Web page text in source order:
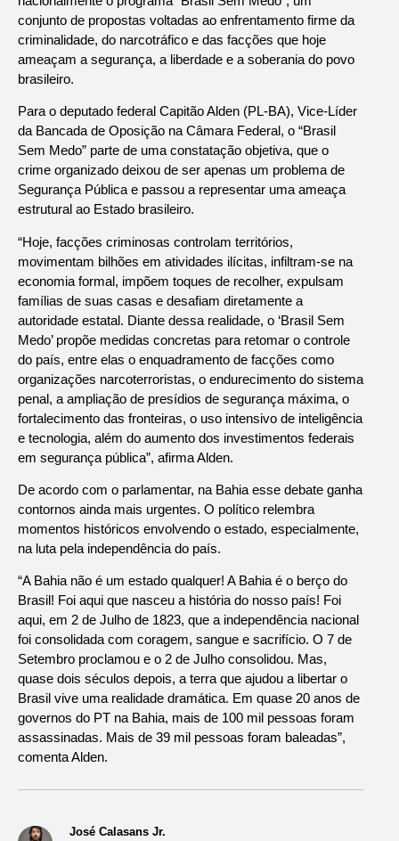
conjunto de propostas voltadas ao enfrentamento firme da
criminalidade, do narcotráfico e das facções que hoje
ameaçam a segurança, a liberdade e a soberania do povo
brasileiro.
Para o deputado federal Capitão Alden (PL-BA), Vice-Líder
da Bancada de Oposição na Câmara Federal, o “Brasil
Sem Medo” parte de uma constatação objetiva, que o
crime organizado deixou de ser apenas um problema de
Segurança Pública e passou a representar uma ameaça
estrutural ao Estado brasileiro.
“Hoje, facções criminosas controlam territórios,
movimentam bilhões em atividades ilícitas, infiltram-se na
economia formal, impõem toques de recolher, expulsam
famílias de suas casas e desafiam diretamente a
autoridade estatal. Diante dessa realidade, o ‘Brasil Sem
Medo’ propõe medidas concretas para retomar o controle
do país, entre elas o enquadramento de facções como
organizações narcoterroristas, o endurecimento do sistema
penal, a ampliação de presídios de segurança máxima, o
fortalecimento das fronteiras, o uso intensivo de inteligência
e tecnologia, além do aumento dos investimentos federais
em segurança pública”, afirma Alden.
De acordo com o parlamentar, na Bahia esse debate ganha
contornos ainda mais urgentes. O político relembra
momentos históricos envolvendo o estado, especialmente,
na luta pela independência do país.
“A Bahia não é um estado qualquer! A Bahia é o berço do
Brasil! Foi aqui que nasceu a história do nosso país! Foi
aqui, em 2 de Julho de 1823, que a independência nacional
foi consolidada com coragem, sangue e sacrifício. O 7 de
Setembro proclamou e o 2 de Julho consolidou. Mas,
quase dois séculos depois, a terra que ajudou a libertar o
Brasil vive uma realidade dramática. Em quase 20 anos de
governos do PT na Bahia, mais de 100 mil pessoas foram
assassinadas. Mais de 39 mil pessoas foram baleadas”,
comenta Alden.
José Calasans Jr.